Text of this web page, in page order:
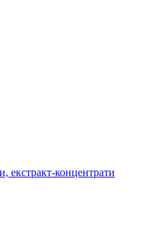
екстракт-концентрати